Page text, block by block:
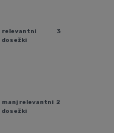
relevantni
dosežki
3
manj relevantni
dosežki
2